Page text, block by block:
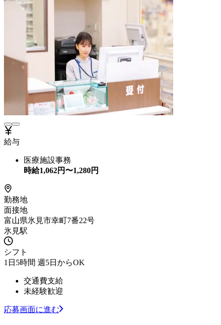
給与
医療施設事務
時給1,062円〜1,280円
勤務地
面接地
富山県氷見市幸町7番22号
氷見駅
シフト
1日5時間 週5日からOK
交通費支給
未経験歓迎
応募画面に進む